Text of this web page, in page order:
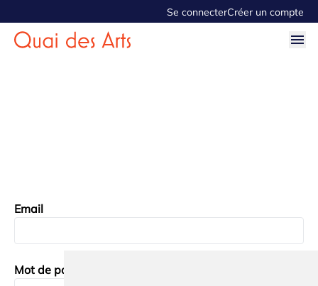
Se connecterCréer un compte
Email
Mot de passe